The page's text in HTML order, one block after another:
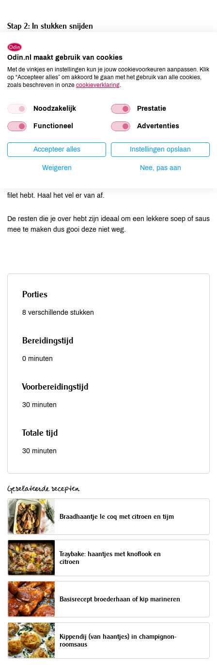
Stap 2: In stukken snijden
Vanuit de vlinder positie is het vrij makkelijk om de kip verder in
stukken te snijden. Snij de kip eerst doormidden tussen de
kraakbeen dit mag je voorzichtig wegsnijden.
tillen en goed te kijken waar het vel het meest op spanning komt
te staan. Zet daar het mes tegenaan en snij door.
Bij de poten gaat het bijna hetzelfde. Til de poot op en zet het
mes tegen het vel, snij zo ver mogelijk door tot je weerstand voelt.
Knik de poot daarna om en snij door het kraakbeen heen.
Neem nu de kippenpoot en beweeg de beide delen. Waar de
beweging zit zit het kraakbeen hier moet je snijden.
filet hebt. Haal het vel er van af.
De resten die je over hebt zijn ideaal om een lekkere soep of saus
mee te maken dus gooi deze niet weg.
Porties
8 verschillende stukken
Bereidingstijd
0 minuten
Voorbereidingstijd
30 minuten
Totale tijd
30 minuten
Gerelateerde recepten
Braadhaantje le coq met citroen en tijm
Traybake: haantjes met knoflook en
citroen
Basisrecept broederhaan of kip marineren
Kippendij (van haantjes) in champignon-
roomsaus
Odin.nl maakt gebruik van cookies
Met de vinkjes en instellingen kun je jouw cookievoorkeuren aanpassen. Klik
op “Accepteer alles” om akkoord te gaan met het gebruik van alle cookies,
zoals beschreven in onze cookieverklaring
Noodzakelijk Prestatie
Functioneel Advertenties
Accepteer alles Instellingen opslaan
Weigeren Nee, pas aan